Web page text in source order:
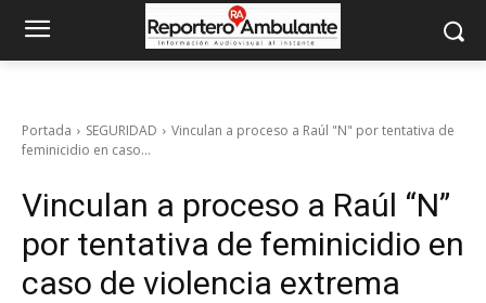
Portada SEGURIDAD
Vinculan a proceso a Raúl "N" por tentativa de
feminicidio en caso...
Vinculan a proceso a Raúl “N”
por tentativa de feminicidio en
caso de violencia extrema